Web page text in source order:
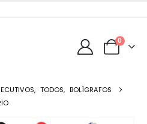
0
, TODOS, BOLÍGRAFOS